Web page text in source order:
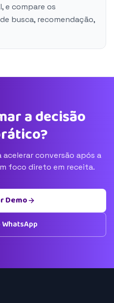
e compare os
busca, recomendação,
a decisão
acelerar conversão após a
foco direto em receita.
Demo